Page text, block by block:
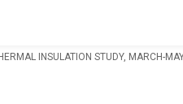
INSULATION STUDY, MARCH-